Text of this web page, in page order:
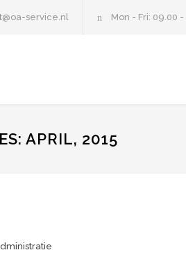
service.nl Mon - Fri: 09.00 -
APRIL, 2015